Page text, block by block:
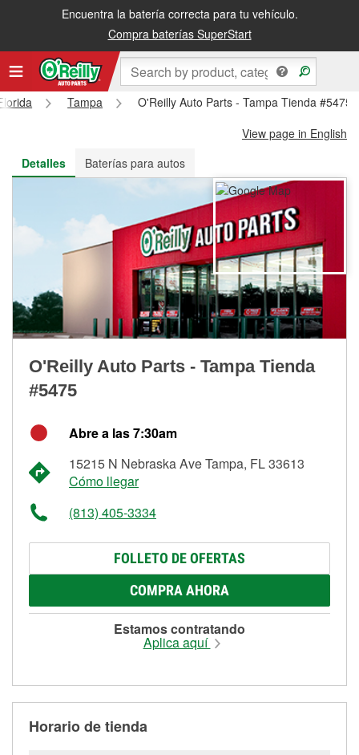
Encuentra la batería correcta para tu vehículo.
Compra baterías SuperStart
Recibe tu orden gratis al día siguiente o recógela en la tienda
Tampa
O'Reilly Auto Parts - Tampa Tienda #5475
View page in English
Detalles
Baterías para autos
O'Reilly Auto Parts - Tampa Tienda
#5475
Abre a las 7:30am
15215 N Nebraska Ave Tampa, FL 33613
Cómo llegar
(813) 405-3334
FOLLETO DE OFERTAS
COMPRA AHORA
Estamos contratando
Aplica aquí
Horario de tienda